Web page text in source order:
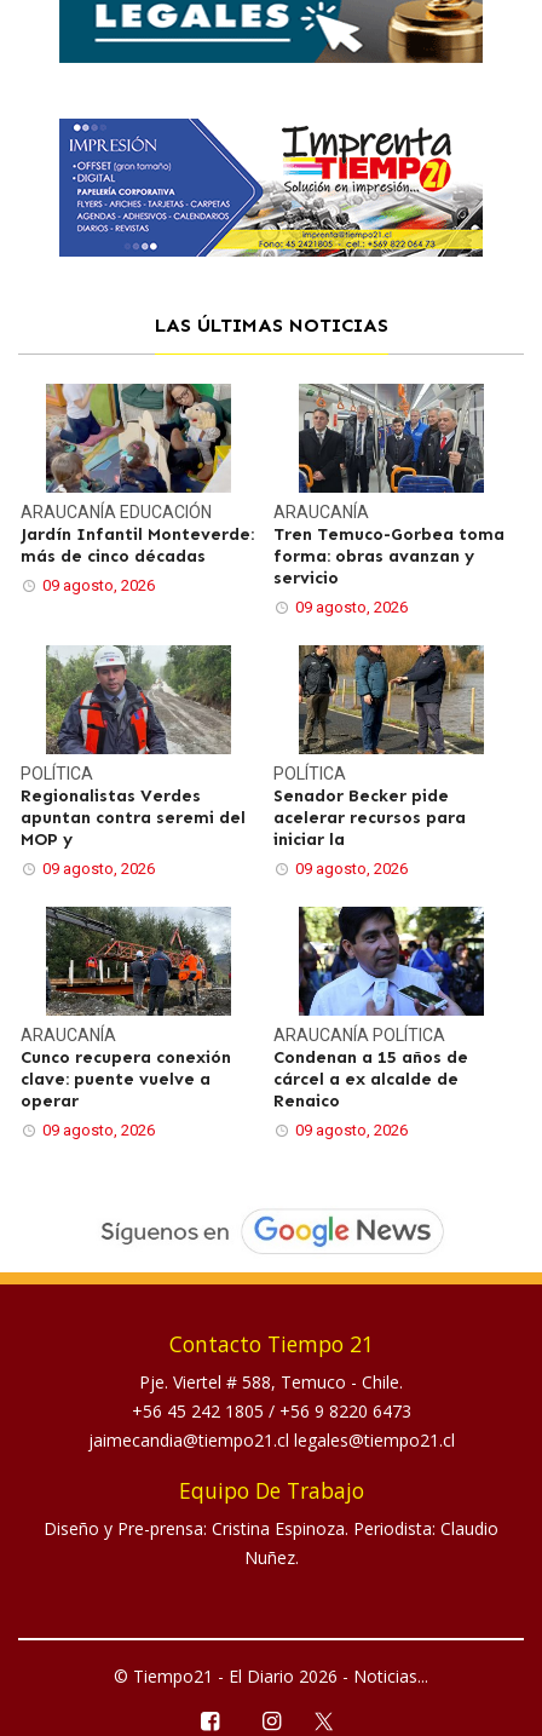
LAS ÚLTIMAS NOTICIAS
ARAUCANÍA EDUCACIÓN
Jardín Infantil Monteverde:
más de cinco décadas
09 agosto, 2026
ARAUCANÍA
Tren Temuco-Gorbea toma
forma: obras avanzan y
servicio
09 agosto, 2026
POLÍTICA
Regionalistas Verdes
apuntan contra seremi del
MOP y
09 agosto, 2026
POLÍTICA
Senador Becker pide
acelerar recursos para
iniciar la
09 agosto, 2026
ARAUCANÍA
Cunco recupera conexión
clave: puente vuelve a
operar
09 agosto, 2026
ARAUCANÍA POLÍTICA
Condenan a 15 años de
cárcel a ex alcalde de
Renaico
09 agosto, 2026
Contacto Tiempo 21
Pje. Viertel # 588, Temuco - Chile.
+56 45 242 1805 / +56 9 8220 6473
jaimecandia@tiempo21.cl legales@tiempo21.cl
Equipo De Trabajo
Diseño y Pre-prensa: Cristina Espinoza. Periodista: Claudio
Nuñez.
© Tiempo21 - El Diario 2026 - Noticias...